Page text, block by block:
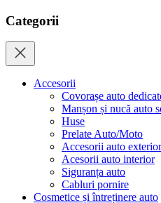
Categorii
Accesorii
Covorașe auto
Manșon și nucă auto
Huse
Prelate Auto/Moto
Accesorii auto exterior
Acesorii auto interior
Siguranța auto
Cabluri pornire
Cosmetice și întreținere auto